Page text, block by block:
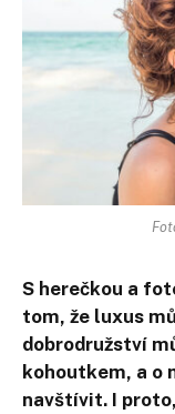
S herečkou a
tom, že luxus
dobrodružství
kohoutkem, a o
navštívit. I